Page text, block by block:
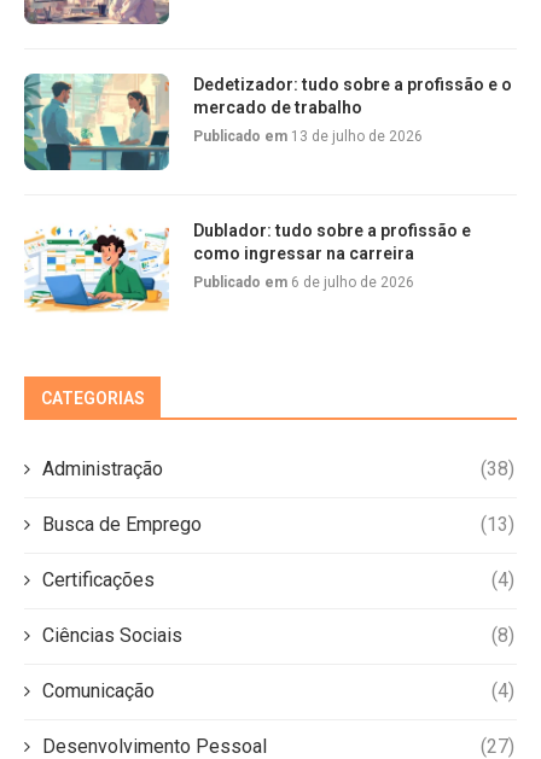
Dedetizador: tudo sobre a profissão e o
mercado de trabalho
Publicado em 13 de julho de 2026
Dublador: tudo sobre a profissão e
como ingressar na carreira
Publicado em 6 de julho de 2026
CATEGORIAS
Administração (38)
Busca de Emprego (13)
Certificações (4)
Ciências Sociais (8)
Comunicação (4)
Desenvolvimento Pessoal (27)